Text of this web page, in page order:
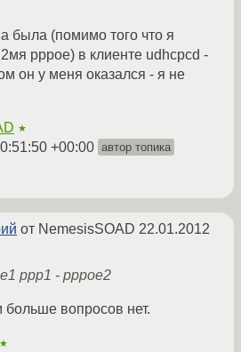
была (помимо того что я
pppoe) в клиенте udhcpcd -
он у меня оказался - я не
★
+00:00 автор топика
от NemesisSOAD 22.01.2012
ppp1 - pppoe2
вопросов нет.